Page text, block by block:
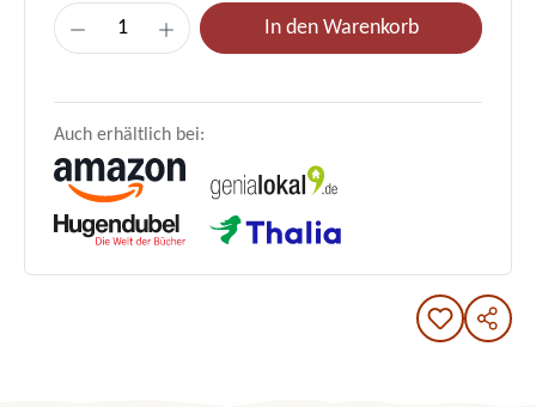
Produkt Anzahl: Gib den gewünschten
In den Warenkorb
Auch erhältlich bei: